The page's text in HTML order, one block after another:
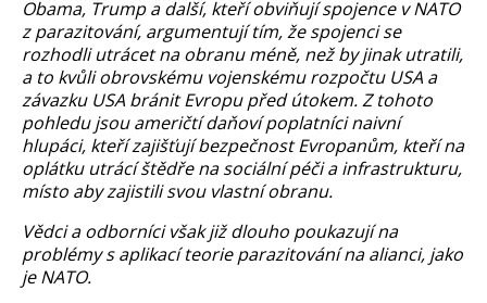
Obama, Trump a další, kteří obviňují spojence v NATO
z parazitování, argumentují tím, že spojenci se
rozhodli utrácet na obranu méně, než by jinak utratili,
a to kvůli obrovskému vojenskému rozpočtu USA a
závazku USA bránit Evropu před útokem. Z tohoto
pohledu jsou američtí daňoví poplatníci naivní
hlupáci, kteří zajišťují bezpečnost Evropanům, kteří na
oplátku utrácí štědře na sociální péči a infrastrukturu,
místo aby zajistili svou vlastní obranu.
Vědci a odborníci však již dlouho poukazují na
problémy s aplikací teorie parazitování na alianci, jako
je NATO.